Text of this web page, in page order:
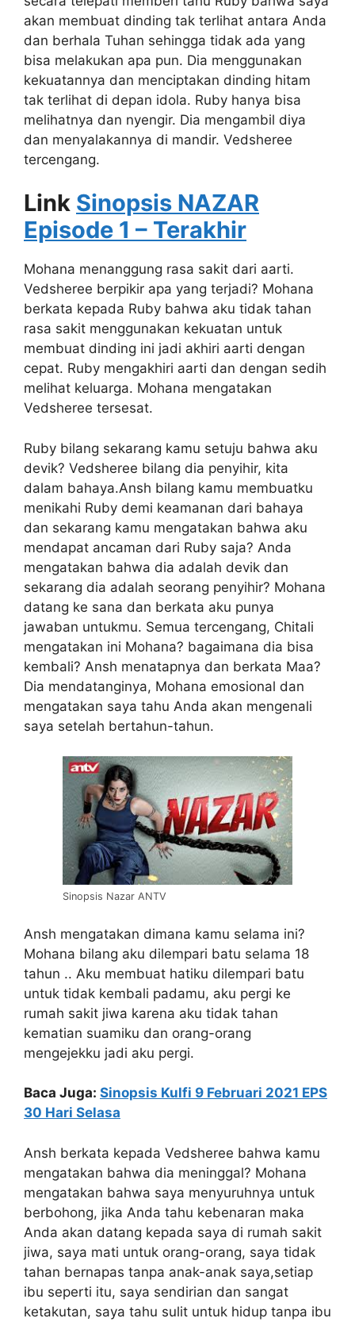
akan membuat dinding tak terlihat antara Anda
dan berhala Tuhan sehingga tidak ada yang
bisa melakukan apa pun. Dia menggunakan
kekuatannya dan menciptakan dinding hitam
tak terlihat di depan idola. Ruby hanya bisa
melihatnya dan nyengir. Dia mengambil diya
dan menyalakannya di mandir. Vedsheree
tercengang.
Link Sinopsis NAZAR
Episode 1 – Terakhir
Mohana menanggung rasa sakit dari aarti.
Vedsheree berpikir apa yang terjadi? Mohana
berkata kepada Ruby bahwa aku tidak tahan
rasa sakit menggunakan kekuatan untuk
membuat dinding ini jadi akhiri aarti dengan
cepat. Ruby mengakhiri aarti dan dengan sedih
melihat keluarga. Mohana mengatakan
Vedsheree tersesat.
Ruby bilang sekarang kamu setuju bahwa aku
devik? Vedsheree bilang dia penyihir, kita
dalam bahaya.Ansh bilang kamu membuatku
menikahi Ruby demi keamanan dari bahaya
dan sekarang kamu mengatakan bahwa aku
mendapat ancaman dari Ruby saja? Anda
mengatakan bahwa dia adalah devik dan
sekarang dia adalah seorang penyihir? Mohana
datang ke sana dan berkata aku punya
jawaban untukmu. Semua tercengang, Chitali
mengatakan ini Mohana? bagaimana dia bisa
kembali? Ansh menatapnya dan berkata Maa?
Dia mendatanginya, Mohana emosional dan
mengatakan saya tahu Anda akan mengenali
saya setelah bertahun-tahun.
Sinopsis Nazar ANTV
Ansh mengatakan dimana kamu selama ini?
Mohana bilang aku dilempari batu selama 18
tahun .. Aku membuat hatiku dilempari batu
untuk tidak kembali padamu, aku pergi ke
rumah sakit jiwa karena aku tidak tahan
kematian suamiku dan orang-orang
mengejekku jadi aku pergi.
Baca Juga: Sinopsis Kulfi 9 Februari 2021 EPS
30 Hari Selasa
Ansh berkata kepada Vedsheree bahwa kamu
mengatakan bahwa dia meninggal? Mohana
mengatakan bahwa saya menyuruhnya untuk
berbohong, jika Anda tahu kebenaran maka
Anda akan datang kepada saya di rumah sakit
jiwa, saya mati untuk orang-orang, saya tidak
tahan bernapas tanpa anak-anak saya,setiap
ibu seperti itu, saya sendirian dan sangat
ketakutan, saya tahu sulit untuk hidup tanpa ibu